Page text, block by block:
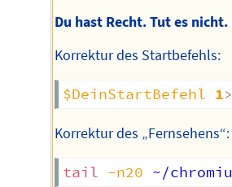
Du hast Recht. Tut es nicht.
Korrektur des Startbefehls:
$DeinStartBefehl 1>
Korrektur des „Fernsehens“:
tail -n20